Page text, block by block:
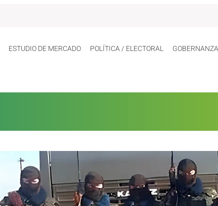
ESTUDIO DE MERCADO POLÍTICA / ELECTORAL GOBERNANZA